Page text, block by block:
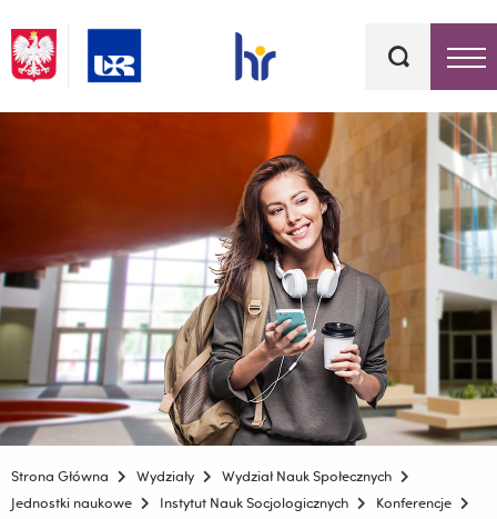
kluczowe
Strona Główna Wydziały
Wydział Nauk Społecznych
Jednostki naukowe
Instytut Nauk Socjologicznych
Konferencje